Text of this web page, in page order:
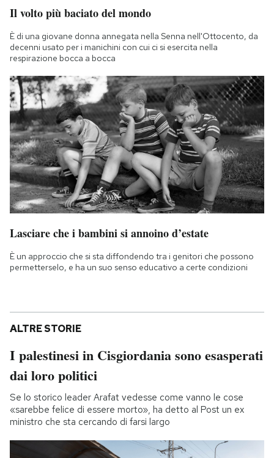
Il volto più baciato del mondo
È di una giovane donna annegata nella Senna nell'Ottocento, da
decenni usato per i manichini con cui ci si esercita nella
respirazione bocca a bocca
Lasciare che i bambini si annoino d’estate
È un approccio che si sta diffondendo tra i genitori che possono
permetterselo, e ha un suo senso educativo a certe condizioni
ALTRE STORIE
I palestinesi in Cisgiordania sono esasperati
dai loro politici
Se lo storico leader Arafat vedesse come vanno le cose
«sarebbe felice di essere morto», ha detto al Post un ex
ministro che sta cercando di farsi largo